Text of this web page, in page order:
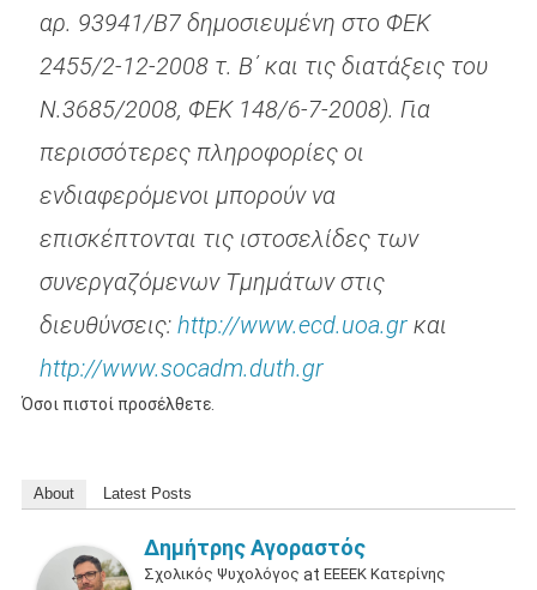
αρ. 93941/Β7 δημοσιευμένη στο ΦΕΚ
2455/2-12-2008 τ. Β΄ και τις διατάξεις του
Ν.3685/2008, ΦΕΚ 148/6-7-2008). Για
περισσότερες πληροφορίες οι
ενδιαφερόμενοι μπορούν να
επισκέπτονται τις ιστοσελίδες των
συνεργαζόμενων Τμημάτων στις
διευθύνσεις: http://www.ecd.uoa.grκαι
http://www.socadm.duth.gr
Όσοι πιστοί προσέλθετε.
About Latest Posts
Δημήτρης Αγοραστός
Σχολικός Ψυχολόγος at ΕΕΕΕΚ Κατερίνης